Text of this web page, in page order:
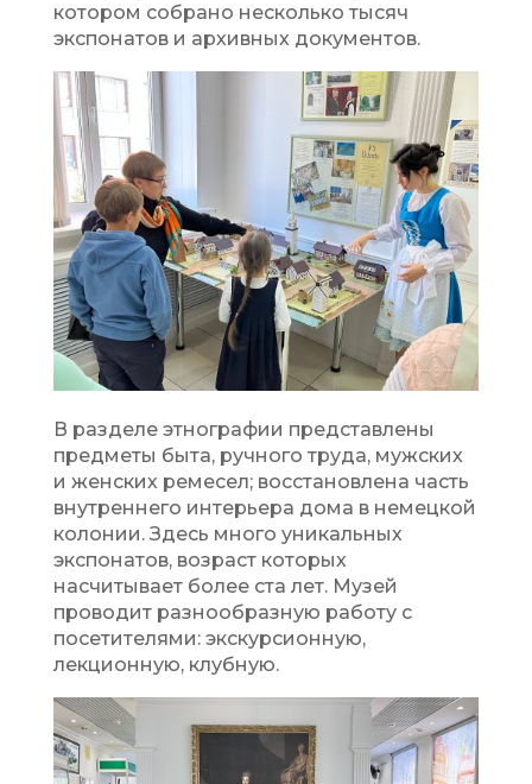
котором собрано несколько тысяч
экспонатов и архивных документов.
В разделе этнографии представлены
предметы быта, ручного труда, мужских
и женских ремесел; восстановлена часть
внутреннего интерьера дома в немецкой
колонии. Здесь много уникальных
экспонатов, возраст которых
насчитывает более ста лет. Музей
проводит разнообразную работу с
посетителями: экскурсионную,
лекционную, клубную.